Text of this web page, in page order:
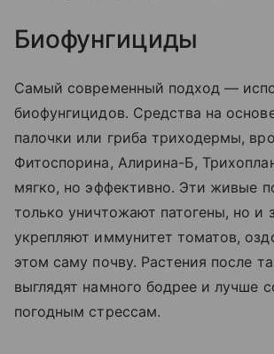
Биофунгициды
Самый современный подход —
биофунгицидов. Средства на
палочки или гриба триходермы,
Фитоспорина, Алирина-Б,
мягко, но эффективно. Эти живые
только уничтожают патогены, но и
укрепляют иммунитет томатов,
этом саму почву. Растения после
выглядят намного бодрее и лучше
погодным стрессам.